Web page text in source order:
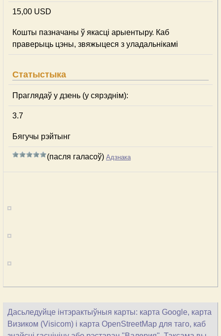
15,00 USD
Кошты пазначаны ў якасці арыентыру. Каб
праверыць цэны, звяжыцеся з уладальнікамі
Статыстыка
Праглядаў у дзень (у сярэднім):
3.7
Бягучы рэйтынг
(пасля галасоў) Адзнака
Дасьледуйце інтэрактыўныя карты: карта Google, карта
Визиком (Visicom) і карта OpenStreetMap для таго, каб